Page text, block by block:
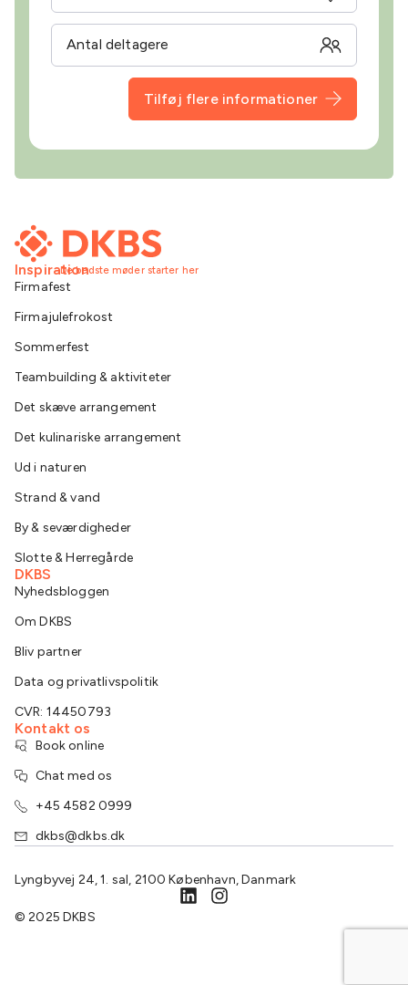
Tilføj flere informationer
De bedste møder starter her
Inspiration
Firmafest
Firmajulefrokost
Sommerfest
Teambuilding & aktiviteter
Det skæve arrangement
Det kulinariske arrangement
Ud i naturen
Strand & vand
By & seværdigheder
Slotte & Herregårde
DKBS
Nyhedsbloggen
Om DKBS
Bliv partner
Data og privatlivspolitik
CVR: 14450793
Kontakt os
Book online
Chat med os
+45 4582 0999
dkbs@dkbs.dk
Lyngbyvej 24, 1. sal, 2100 København, Danmark
© 2025 DKBS